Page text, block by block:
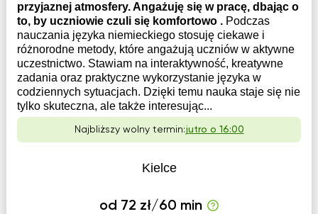
przyjaznej atmosfery. Angażuję się w pracę, dbając o
to, by uczniowie czuli się komfortowo . Podczas
nauczania języka niemieckiego stosuję ciekawe i
różnorodne metody, które angażują uczniów w aktywne
uczestnictwo. Stawiam na interaktywność, kreatywne
zadania oraz praktyczne wykorzystanie języka w
codziennych sytuacjach. Dzięki temu nauka staje się nie
tylko skuteczna, ale także interesując...
Najbliższy wolny termin:jutro o 16:00
Kielce
od 72 zł/60 min